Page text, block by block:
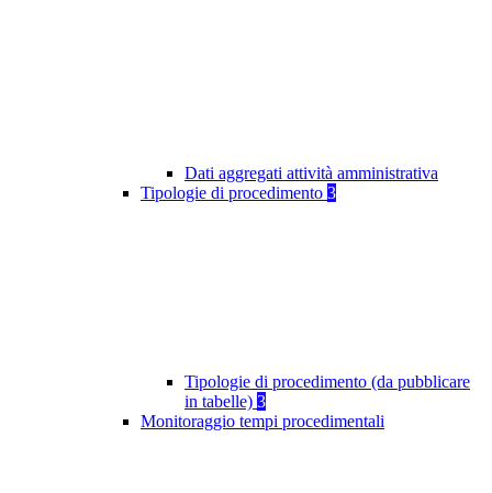
Dati aggregati attività amministrativa
Tipologie di procedimento 3
Tipologie di procedimento (da pubblicare
in tabelle) 3
Monitoraggio tempi procedimentali